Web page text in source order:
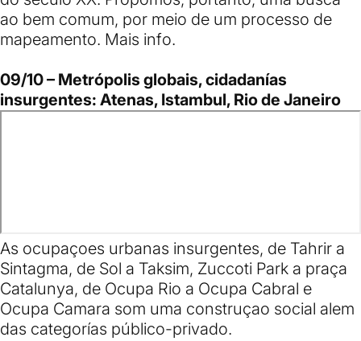
ao bem comum, por meio de um processo de
mapeamento. Mais info.
09/10 – Metrópolis globais, cidadanías
insurgentes: Atenas, Istambul, Rio de Janeiro
As ocupaçoes urbanas insurgentes, de Tahrir a
Sintagma, de Sol a Taksim, Zuccoti Park a praça
Catalunya, de Ocupa Rio a Ocupa Cabral e
Ocupa Camara som uma construçao social alem
das categorías público-privado.